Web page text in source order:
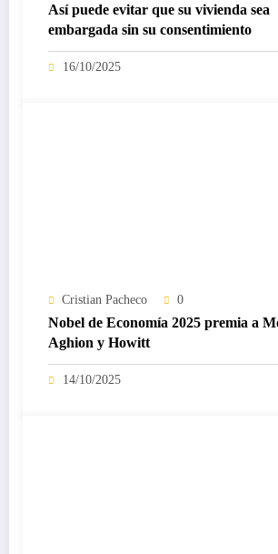
Así puede evitar que su vivienda sea
embargada sin su consentimiento
16/10/2025
Cristian Pacheco 0
Nobel de Economía 2025 premia a
Aghion y Howitt
14/10/2025